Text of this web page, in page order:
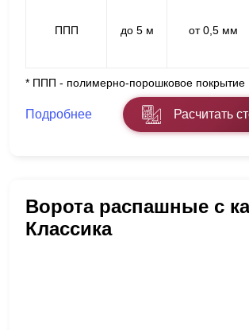
ППП до 5 м от 0,5 мм
* ППП - полимерно-порошковое покрытие
Подробнее Расчитать
Ворота распашные с
Классика